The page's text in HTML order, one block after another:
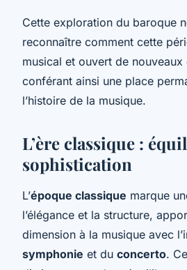
Cette exploration du baroque
reconnaître comment cette
musical et ouvert de
conférant ainsi une place
l’histoire de la musique.
L’ère classique :
sophistication
L’époque classique marque
l’élégance et la structure,
dimension à la musique avec
symphonie et du concerto.